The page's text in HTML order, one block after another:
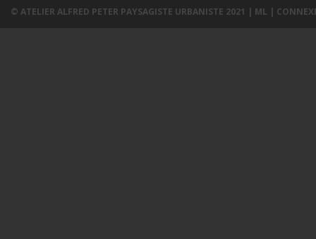
© ATELIER ALFRED PETER PAYSAGISTE URBANISTE 2021 | ML |